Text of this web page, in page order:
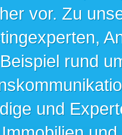
vor. Zu
rund
und